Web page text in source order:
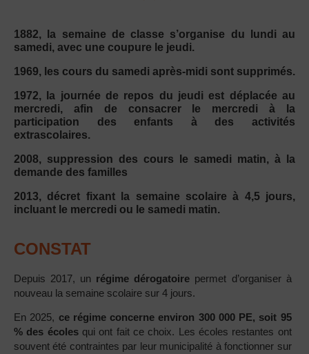
1882, la semaine de classe s’organise du lundi au
samedi, avec une coupure le jeudi.
1969, les cours du samedi après-midi sont supprimés.
1972, la journée de repos du jeudi est déplacée au
mercredi, afin de consacrer le mercredi à la
participation des enfants à des activités
extrascolaires.
2008, suppression des cours le samedi matin, à la
demande des familles
2013, décret fixant la semaine scolaire à 4,5 jours,
incluant le mercredi ou le samedi matin.
CONSTAT
Depuis 2017, un régime dérogatoire permet d’organiser à
nouveau la semaine scolaire sur 4 jours.
En 2025, ce régime concerne environ 300 000 PE, soit 95
% des écolesqui ont fait ce choix. Les écoles restantes ont
souvent été contraintes par leur municipalité à fonctionner sur